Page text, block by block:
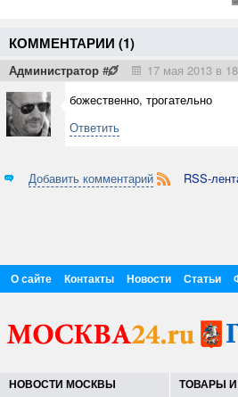
КОММЕНТАРИИ (1)
Администратор #
17 мая 2013 в
божественно, трогательно
Ответить
Добавить комментарий RSS-
О сайте Контакты Новости Статьи
НОВОСТИ МОСКВЫ ТОВАРЫ И